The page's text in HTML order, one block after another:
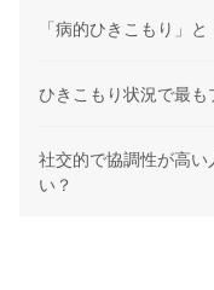
「病的ひきこもり」
ひきこもり状況で最も
社交的で協調性が高
い？